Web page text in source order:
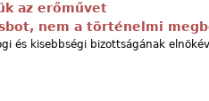
az erőművet
nem a történelmi
és kisebbségi bizottságának